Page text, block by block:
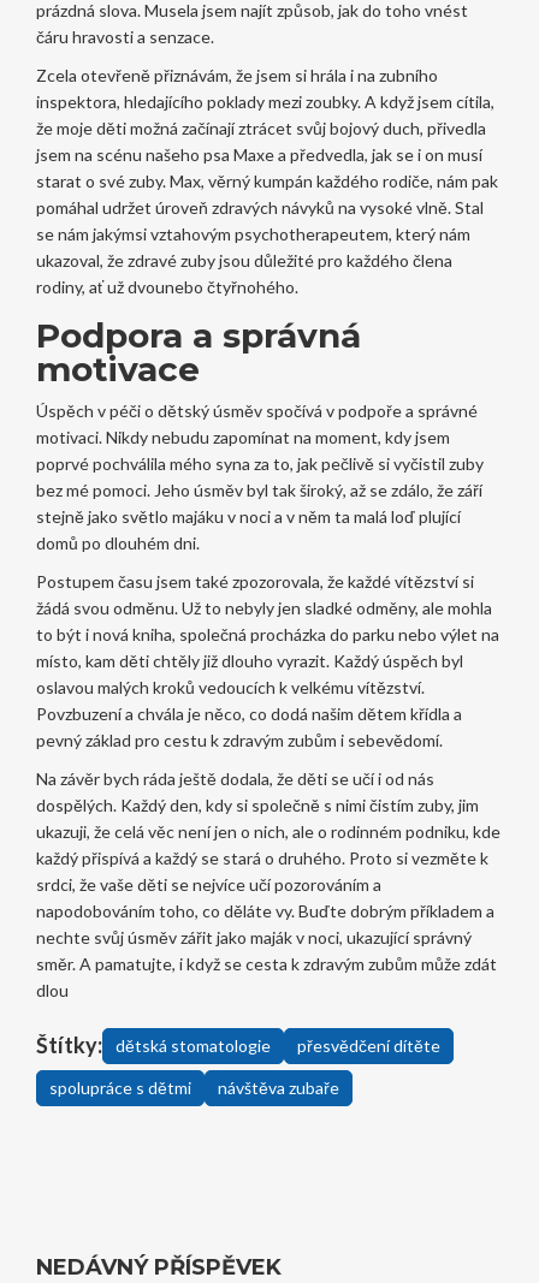
prázdná slova. Musela jsem najít způsob, jak do toho vnést
čáru hravosti a senzace.
Zcela otevřeně přiznávám, že jsem si hrála i na zubního
inspektora, hledajícího poklady mezi zoubky. A když jsem cítila,
že moje děti možná začínají ztrácet svůj bojový duch, přivedla
jsem na scénu našeho psa Maxe a předvedla, jak se i on musí
starat o své zuby. Max, věrný kumpán každého rodiče, nám pak
pomáhal udržet úroveň zdravých návyků na vysoké vlně. Stal
se nám jakýmsi vztahovým psychotherapeutem, který nám
ukazoval, že zdravé zuby jsou důležité pro každého člena
rodiny, ať už dvounebo čtyřnohého.
Podpora a správná
motivace
Úspěch v péči o dětský úsměv spočívá v podpoře a správné
motivaci. Nikdy nebudu zapomínat na moment, kdy jsem
poprvé pochválila mého syna za to, jak pečlivě si vyčistil zuby
bez mé pomoci. Jeho úsměv byl tak široký, až se zdálo, že září
stejně jako světlo majáku v noci a v něm ta malá loď plující
domů po dlouhém dni.
Postupem času jsem také zpozorovala, že každé vítězství si
žádá svou odměnu. Už to nebyly jen sladké odměny, ale mohla
to být i nová kniha, společná procházka do parku nebo výlet na
místo, kam děti chtěly již dlouho vyrazit. Každý úspěch byl
oslavou malých kroků vedoucích k velkému vítězství.
Povzbuzení a chvála je něco, co dodá našim dětem křídla a
pevný základ pro cestu k zdravým zubům i sebevědomí.
Na závěr bych ráda ještě dodala, že děti se učí i od nás
dospělých. Každý den, kdy si společně s nimi čistím zuby, jim
ukazuji, že celá věc není jen o nich, ale o rodinném podniku, kde
každý přispívá a každý se stará o druhého. Proto si vezměte k
srdci, že vaše děti se nejvíce učí pozorováním a
napodobováním toho, co děláte vy. Buďte dobrým příkladem a
nechte svůj úsměv zářit jako maják v noci, ukazující správný
směr. A pamatujte, i když se cesta k zdravým zubům může zdát
dlou
Štítky: dětská stomatologie přesvědčení dítěte
spolupráce s dětmi návštěva zubaře
NEDÁVNÝ PŘÍSPĚVEK